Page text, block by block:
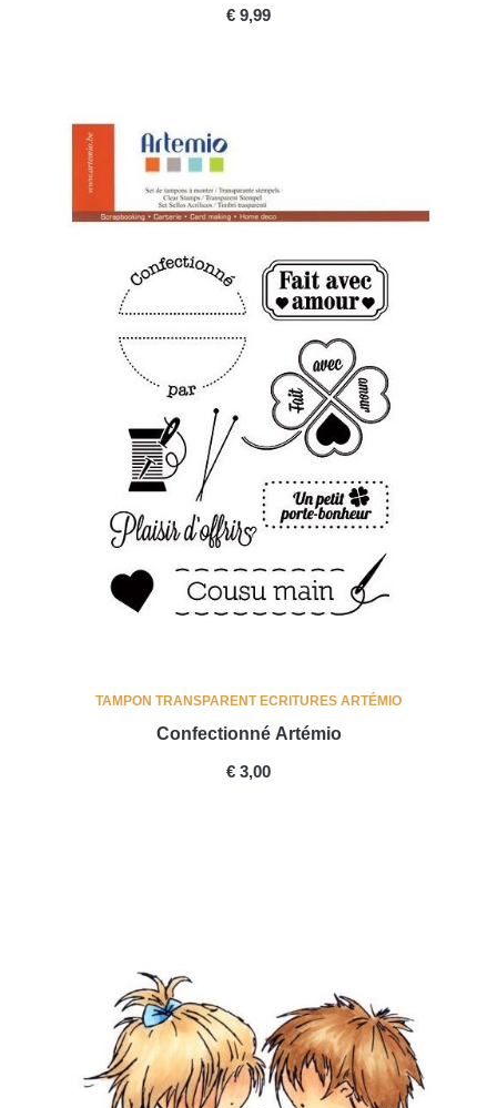
PRICE
€ 9,99
TAMPON TRANSPARENT ECRITURES ARTÉMIO
Confectionné Artémio
PRICE
€ 3,00